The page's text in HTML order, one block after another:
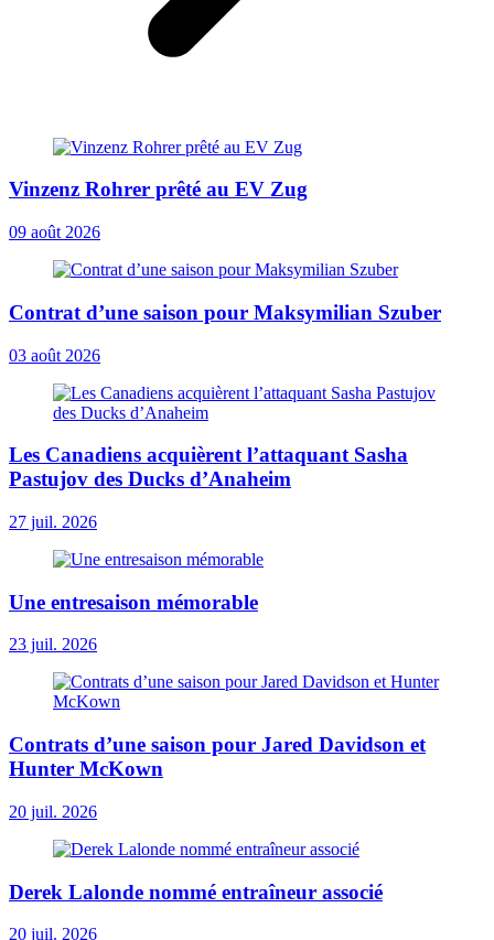
Vinzenz Rohrer prêté au EV Zug
09 août 2026
Contrat d’une saison pour Maksymilian Szuber
03 août 2026
Les Canadiens acquièrent l’attaquant Sasha
Pastujov des Ducks d’Anaheim
27 juil. 2026
Une entresaison mémorable
23 juil. 2026
Contrats d’une saison pour Jared Davidson et
Hunter McKown
20 juil. 2026
Derek Lalonde nommé entraîneur associé
20 juil. 2026